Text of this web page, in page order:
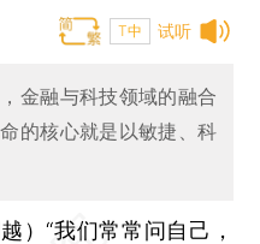
试听
T中
金融与科技领域的融合
的核心就是以敏捷、科
）“我们常常问自己，